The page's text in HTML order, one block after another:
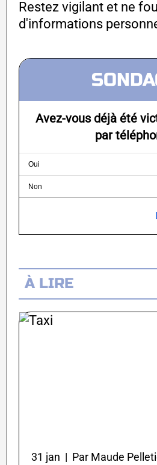
Restez vigilant et ne
d'informations
Avez-vous déjà été
par
Oui
Non
À LIRE
31 jan | Par Maude